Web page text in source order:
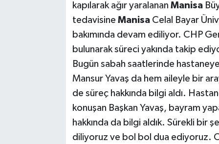
kapılarak ağır yaralanan Manisa
tedavisine ManisaCelal Bayar
bakımında devam ediliyor. CHP
bulunarak süreci yakında takip
Bugün sabah saatlerinde
Mansur Yavaş da hem aileyle bir
de süreç hakkında bilgi aldı.
konuşan Başkan Yavaş, bayram
hakkında da bilgi aldık. Sürekli bir
diliyoruz ve bol bol dua ediyoruz.